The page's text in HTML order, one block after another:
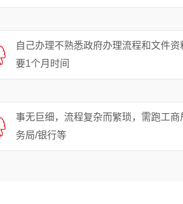
自己办理不熟悉政府办理流程和文件资
要1个月时间
事无巨细，流程复杂而繁琐，需跑工商
务局/银行等